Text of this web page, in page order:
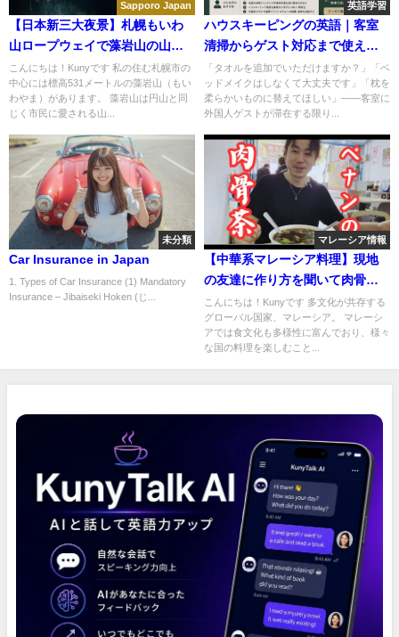
Sapporo Japan
【日本新三大夜景】札幌もいわ
山ロープウェイで藻岩山の山頂
へ、日本海まで続く札幌の夜
景！
こんにちは！Kunyです 私の住む札幌市の
中心には標高531メートルの藻岩山（もい
わやま）があります。 藻岩山は円山と同
じく市民に愛される山...
英語学習
ハウスキーピングの英語｜客室
清掃からゲスト対応まで使える
AI学習ツール【無料】
「タオルを追加でいただけますか？」「ベ
ッドメイクはしなくて大丈夫です」「枕を
柔らかいものに替えてほしい」——客室に
外国人ゲストが滞在する限り...
未分類
Car Insurance in Japan
1. Types of Car Insurance (1) Mandatory
Insurance – Jibaiseki Hoken (じ...
マレーシア情報
【中華系マレーシア料理】現地
の友達に作り方を聞いて肉骨茶
（バクテー）を作ってみた!
こんにちは！Kunyです 多文化が共存する
グローバル国家、マレーシア。 マレーシ
アでは食文化も多様性に富んでおり、様々
な国の料理を楽しむこと...